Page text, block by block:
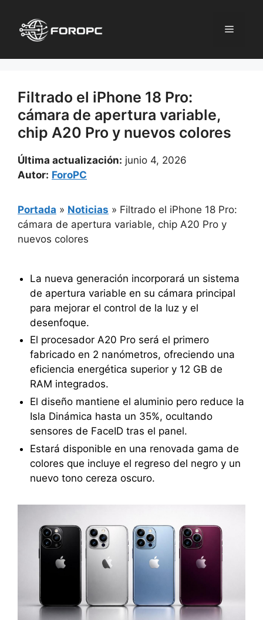
contenido
Menú
Filtrado el iPhone 18 Pro:
cámara de apertura variable,
chip A20 Pro y nuevos colores
Última actualización: junio 4, 2026
Autor: ForoPC
Portada » Noticias » Filtrado el iPhone 18 Pro:
cámara de apertura variable, chip A20 Pro y
nuevos colores
La nueva generación incorporará un sistema
de apertura variable en su cámara principal
para mejorar el control de la luz y el
desenfoque.
El procesador A20 Pro será el primero
fabricado en 2 nanómetros, ofreciendo una
eficiencia energética superior y 12 GB de
RAM integrados.
El diseño mantiene el aluminio pero reduce la
Isla Dinámica hasta un 35%, ocultando
sensores de FaceID tras el panel.
Estará disponible en una renovada gama de
colores que incluye el regreso del negro y un
nuevo tono cereza oscuro.